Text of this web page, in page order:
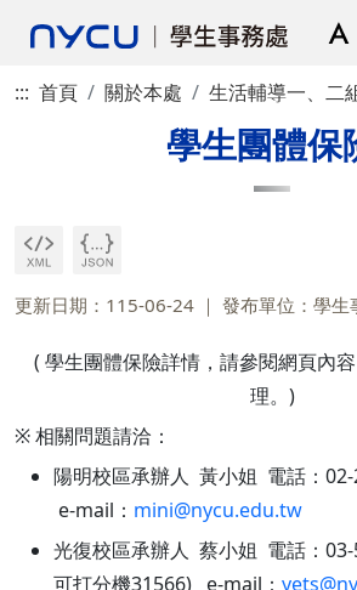
::: 首頁 關於本處 生活輔導一、二
學生團體保
更新日期：115-06-24 發布單位：學生
( 學生團體保險詳情，請參閱網頁內
理。)
※ 相關問題請洽：
陽明校區承辦人 黃小姐 電話：
e-mail： mini@nycu.edu.tw
光復校區承辦人 蔡小姐 電話：
可打分機31566) e-mail：